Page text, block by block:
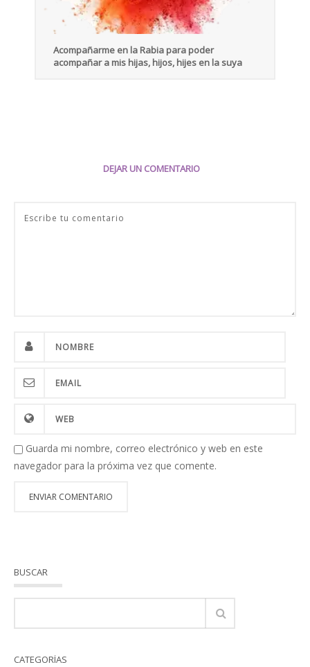
Acompañarme en la Rabia para poder
acompañar a mis hijas, hijos, hijes en la suya
DEJAR UN COMENTARIO
Guarda mi nombre, correo electrónico y web en este
navegador para la próxima vez que comente.
BUSCAR
CATEGORÍAS